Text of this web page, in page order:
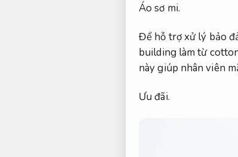
Áo sơ mi.
Để hỗ trợ xử lý bảo
building làm từ
này giúp nhân viên
Ưu đãi.